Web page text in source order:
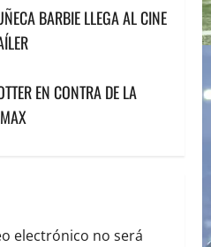
BARBIE LLEGA AL CINE
EN CONTRA DE LA
electrónico no será